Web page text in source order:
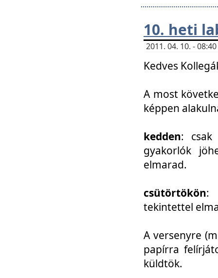
10. heti
2011. 04. 10. -
Kedves
A most
képpen
kedden: csak
gyakorlók
elmarad.
csütörtökön:
tekintettel
A versenyre
papírra
küldtök.